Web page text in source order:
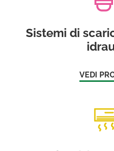
Sistemi di
VEDI